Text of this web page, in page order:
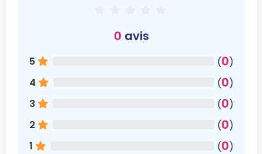
0 avis
5 (0)
4
(0)
3
(0)
2
(0)
1
(0)